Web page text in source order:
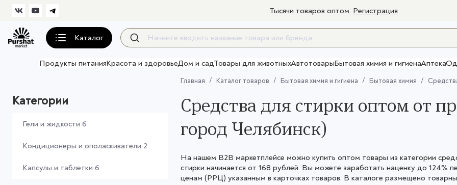
Тысячи товаров оптом. Регистрация
Каталог
Продукты питанияКрасота и здоровьеДом и садТовары для животныхАвтотоварыБытовая химия и гигиенаАптека
Главная Каталог товаров Бытовая химия и гигиена Бытовая химия
Категории
Гели и жидкости 6
Кондиционеры и ополаскиватели 2
Капсулы и таблетки 6
Средства для стирки оптом от
город Челябинск)
На нашем B2B маркетплейсе можно купить оптом товары из категории
стирки начинается от 168 рублей. Вы можете заработать наценку до
ценам (РРЦ) указанным в карточках товаров. В каталоге размещено